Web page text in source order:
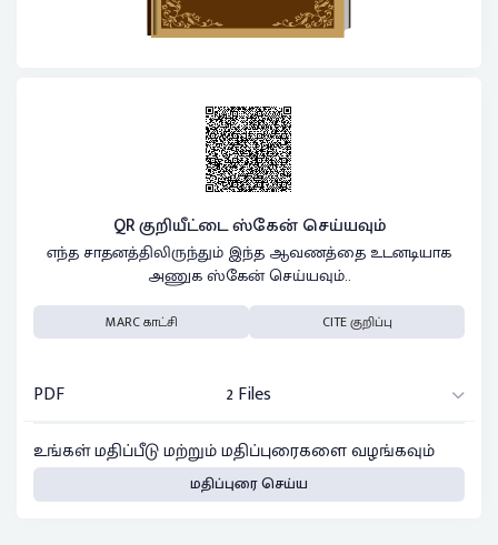
QR குறியீட்டை ஸ்கேன் செய்யவும்
எந்த சாதனத்திலிருந்தும் இந்த ஆவணத்தை உடனடியாக
அணுக ஸ்கேன் செய்யவும்..
MARC காட்சி CITE குறிப்பு
PDF
2 Files
உங்கள் மதிப்பீடு மற்றும் மதிப்புரைகளை வழங்கவும்
மதிப்புரை செய்ய